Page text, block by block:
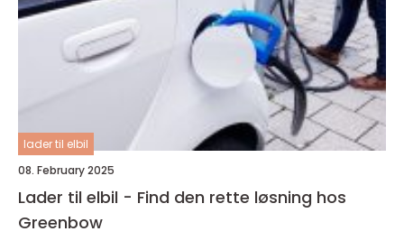
lader til elbil
08. February 2025
Lader til elbil - Find den rette løsning hos
Greenbow